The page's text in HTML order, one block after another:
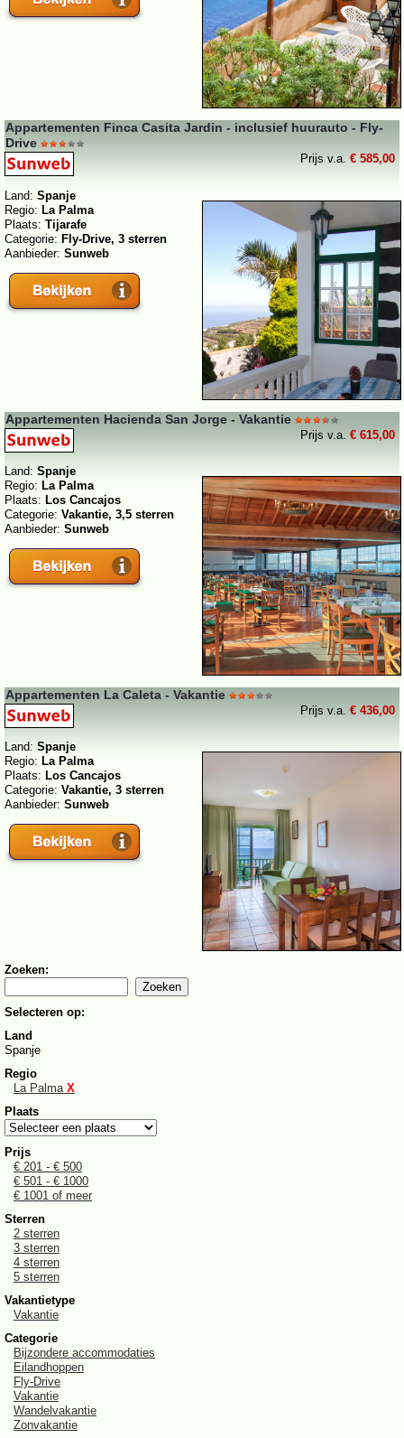
Appartementen Finca Casita Jardin - inclusief huurauto - Fly-
Drive
Prijs v.a. € 585,00
Land: Spanje
Regio: La Palma
Plaats: Tijarafe
Categorie: Fly-Drive, 3 sterren
Aanbieder: Sunweb
Appartementen Hacienda San Jorge - Vakantie
Prijs v.a. € 615,00
Land: Spanje
Regio: La Palma
Plaats: Los Cancajos
Categorie: Vakantie, 3,5 sterren
Aanbieder: Sunweb
Appartementen La Caleta - Vakantie
Prijs v.a. € 436,00
Land: Spanje
Regio: La Palma
Plaats: Los Cancajos
Categorie: Vakantie, 3 sterren
Aanbieder: Sunweb
Zoeken:
Selecteren op:
Land
Spanje
Regio
La Palma X
Plaats
Prijs
€ 201 - € 500
€ 501 - € 1000
€ 1001 of meer
Sterren
2 sterren
3 sterren
4 sterren
5 sterren
Vakantietype
Vakantie
Categorie
Bijzondere accommodaties
Eilandhoppen
Fly-Drive
Vakantie
Wandelvakantie
Zonvakantie